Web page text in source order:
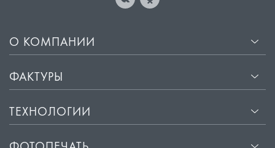
О КОМПАНИИ
ФАКТУРЫ
ТЕХНОЛОГИИ